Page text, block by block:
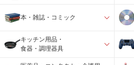
本・雑誌・コミック
キッチン用品・
食器・調理器具